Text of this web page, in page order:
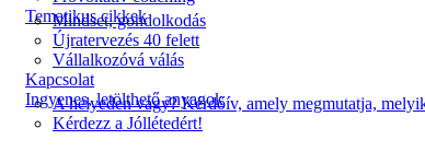
Tematikus cikkek
Mindset, gondolkodás
Újratervezés 40 felett
Vállalkozóvá válás
Kapcsolat
Ingyenes, letölthető anyagok
A helyeden vagy? Kérdőív, amely megmutatja,
Kérdezz a Jóllétedért!